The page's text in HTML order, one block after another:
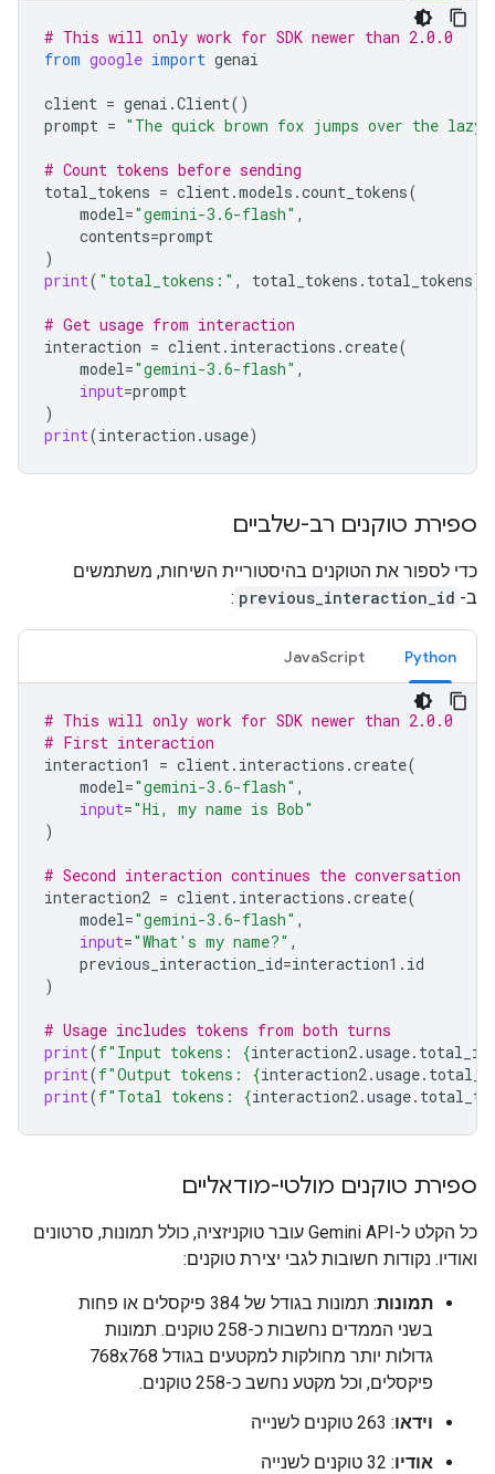
# This will only work for SDK newer than 2.0.0
from google import genai
client = genai .Client()
prompt = "The quick brown fox jumps over the lazy
# Count tokens before sending
total_tokens = client.models .count_tokens(
model="gemini-3.6-flash" ,
contents=prompt
)
print( "total_tokens:" , total_tokens . total_tokens)
# Get usage from interaction
interaction = client. interactions .create(
model="gemini-3.6-flash" ,
input=prompt
)
print(interaction .usage)
ספירת טוקנים רב-שלביים
כדי לספור את הטוקנים בהיסטוריית השיחות, משתמשים
ב- previous_interaction_id
:
Python
JavaScript
# This will only work for SDK newer than 2.0.0
# First interaction
interaction1
= client. interactions .create(
model="gemini-3.6-flash" ,
input="Hi, my name is Bob"
)
# Second interaction continues the conversation
interaction2 = client. interactions .create(
model="gemini-3.6-flash" ,
input="What's my name?" ,
previous_interaction_id=interaction1 . id
)
# Usage includes tokens from both turns
print(f"Input tokens: {interaction2.usage.
print(f"Output tokens: {interaction2.usage.
print(f"Total tokens: {interaction2.usage.
ספירת טוקנים מולטי-מודאליים
כל הקלט ל-Gemini API עובר טוקניזציה, כולל תמונות, סרטונים
ואודיו. נקודות חשובות לגבי יצירת טוקנים:
תמונות
: תמונות בגודל של ‎384 פיקסלים או פחות
בשני הממדים נחשבות כ-258 טוקנים. תמונות
גדולות יותר מחולקות למקטעים בגודל ‎768x768
פיקסלים, וכל מקטע נחשב כ-258 טוקנים.
וידאו: 263 טוקנים לשנייה
אודיו: 32 טוקנים לשנייה